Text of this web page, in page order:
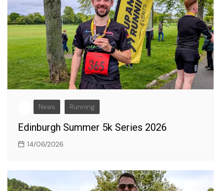
News Running
Edinburgh Summer 5k Series 2026
14/06/2026